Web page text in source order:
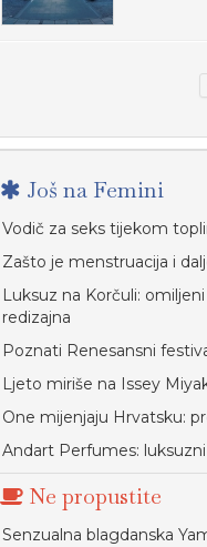
Još na Femini
Vodič za seks tijekom
Zašto je menstruacija i
Luksuz na Korčuli:
redizajna
Poznati Renesansni
Ljeto miriše na Issey
One mijenjaju Hrvatsku:
Andart Perfumes:
Ne propustite
Senzualna blagdanska